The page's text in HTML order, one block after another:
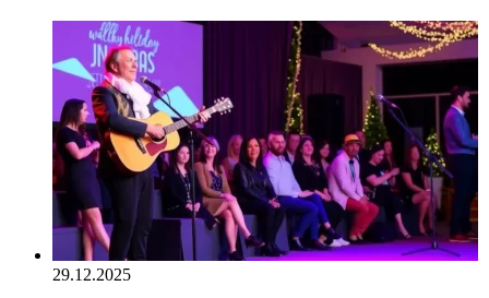
29.12.2025